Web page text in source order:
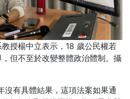
授楊中立表示，18 歲公民權若
但不至於改變整體政治體制。攝
沒有具體結果，這項法案如果通